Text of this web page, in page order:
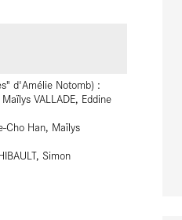
d'Amélie Notomb) :
VALLADE, Eddine
Cho Han, Maïlys
Simon